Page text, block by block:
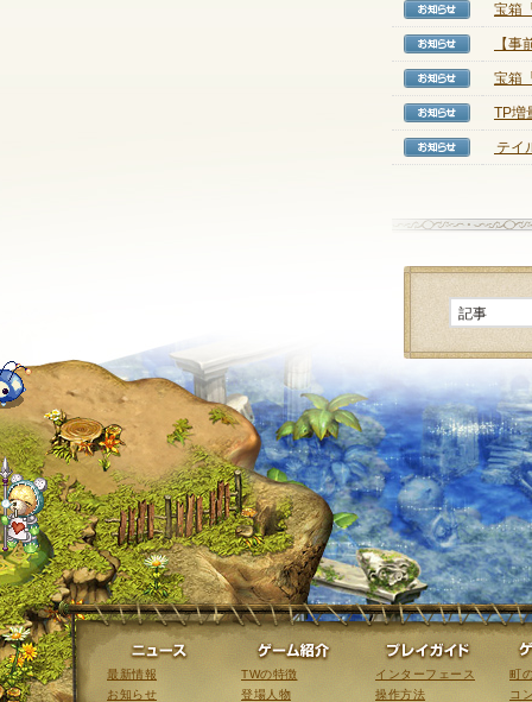
【お
宝箱
【お
【
【お
宝箱
【お
TP増
【お
テイ
ニュース
最新情報
お知らせ
ゲーム紹介
TWの特徴
登場人物
インターフェース
操作方法
町
コ